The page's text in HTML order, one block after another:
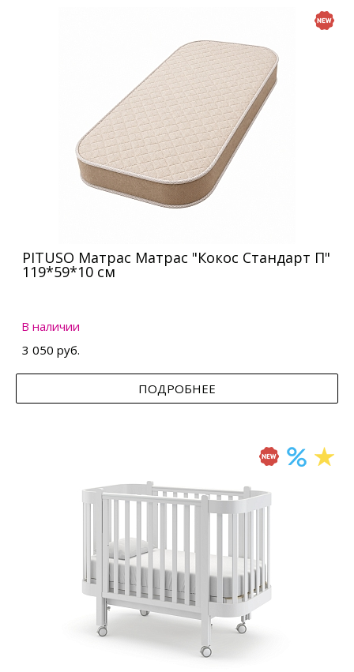
PITUSO Матрас Матрас "Кокос Стандарт П"
119*59*10 см
В наличии
3 050 руб.
ПОДРОБНЕЕ